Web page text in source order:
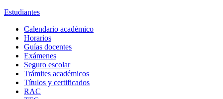
Estudiantes
Calendario académico
Horarios
Guías docentes
Exámenes
Seguro escolar
Trámites académicos
Títulos y certificados
RAC